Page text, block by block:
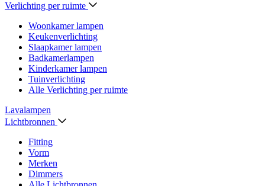
Verlichting per ruimte
Woonkamer lampen
Keukenverlichting
Slaapkamer lampen
Badkamerlampen
Kinderkamer lampen
Tuinverlichting
Alle Verlichting per ruimte
Lavalampen
Lichtbronnen
Fitting
Vorm
Merken
Dimmers